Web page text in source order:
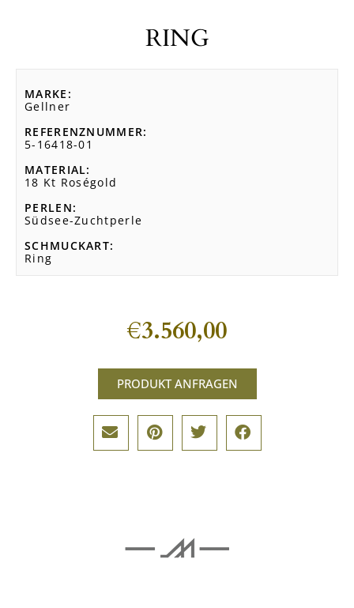
RING
MARKE
Gellner
REFERENZNUMMER
5-16418-01
MATERIAL
18 Kt Roségold
PERLEN
Südsee-Zuchtperle
SCHMUCKART
Ring
€3.560,00
PRODUKT ANFRAGEN